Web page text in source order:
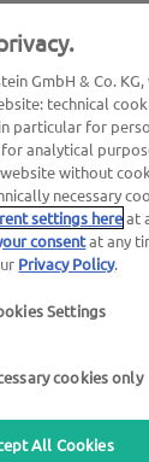
Blog
Kundenbereich
UTA Edenred
Academy
GmbH & Co. KG,
technical
particular for
analytical
without
necessary
settings hereat
consentat any
Privacy Policy.
Settings
cookies only
All Cookies